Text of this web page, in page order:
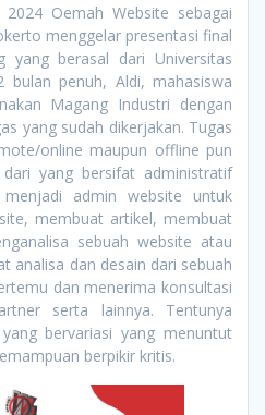
Oemah Website sebagai
menggelar presentasi final
yang berasal dari Universitas
bulan penuh, Aldi, mahasiswa
Magang Industri dengan
yang sudah dikerjakan. Tugas
online maupun offline pun
yang bersifat administratif
admin website untuk
membuat artikel, membuat
sebuah website atau
analisa dan desain dari sebuah
dan menerima konsultasi
serta lainnya. Tentunya
bervariasi yang menuntut
berpikir kritis.